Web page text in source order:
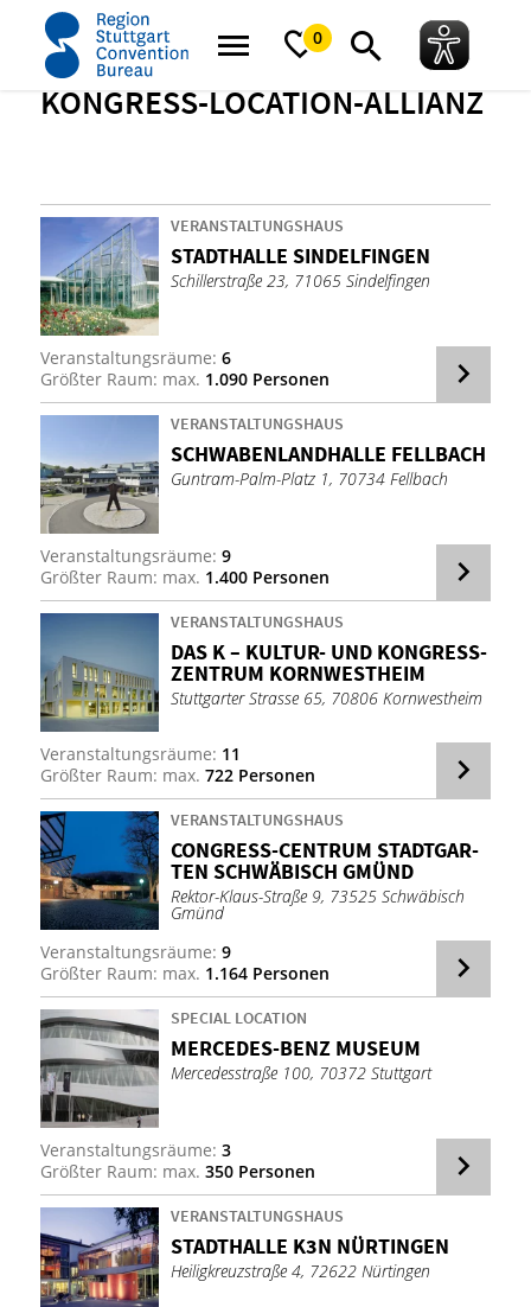
0
Startseite Über uns Strategische Partner Kongress-Location-Allianz
KONGRESS-LOCATION-ALLIANZ
VERANSTALTUNGSHAUS
STADT­HAL­LE SIN­DEL­FIN­GEN
Schillerstraße 23, 71065 Sindelfingen
Veranstaltungsräume: 6
Größter Raum: max. 1.090 Personen
VERANSTALTUNGSHAUS
SCHWA­BEN­LAND­HAL­LE FELL­BACH
Guntram-Palm-Platz 1, 70734 Fellbach
Veranstaltungsräume: 9
Größter Raum: max. 1.400 Personen
VERANSTALTUNGSHAUS
DAS K – KUL­TUR- UND KON­GRESS­
ZEN­TRUM KORN­WEST­HEIM
Stuttgarter Strasse 65, 70806 Kornwestheim
Veranstaltungsräume: 11
Größter Raum: max. 722 Personen
VERANSTALTUNGSHAUS
CON­GRESS-CEN­TRUM STADT­GAR­
TEN SCHWÄ­BISCH GMÜND
Rektor-Klaus-Straße 9, 73525 Schwäbisch
Gmünd
Veranstaltungsräume: 9
Größter Raum: max. 1.164 Personen
SPECIAL LOCATION
MER­CE­DES-BENZ MU­SE­UM
Mercedesstraße 100, 70372 Stuttgart
Veranstaltungsräume: 3
Größter Raum: max. 350 Personen
VERANSTALTUNGSHAUS
STADT­HAL­LE K3N NÜR­TIN­GEN
Heiligkreuzstraße 4, 72622 Nürtingen